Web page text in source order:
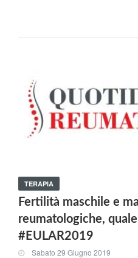
TERAPIA
Fertilità maschile e
reumatologiche,
#EULAR2019
Sabato 29 Giugno 2019